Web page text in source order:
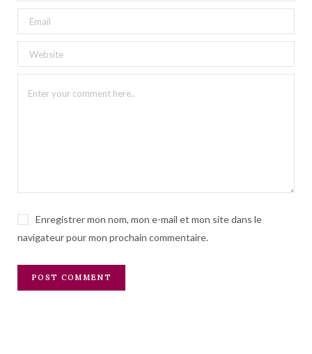
Enregistrer mon nom, mon e-mail et mon site dans le
navigateur pour mon prochain commentaire.